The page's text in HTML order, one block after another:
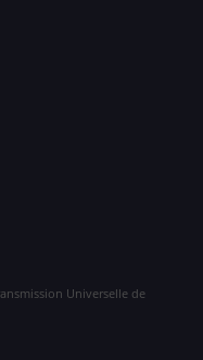
Universelle de